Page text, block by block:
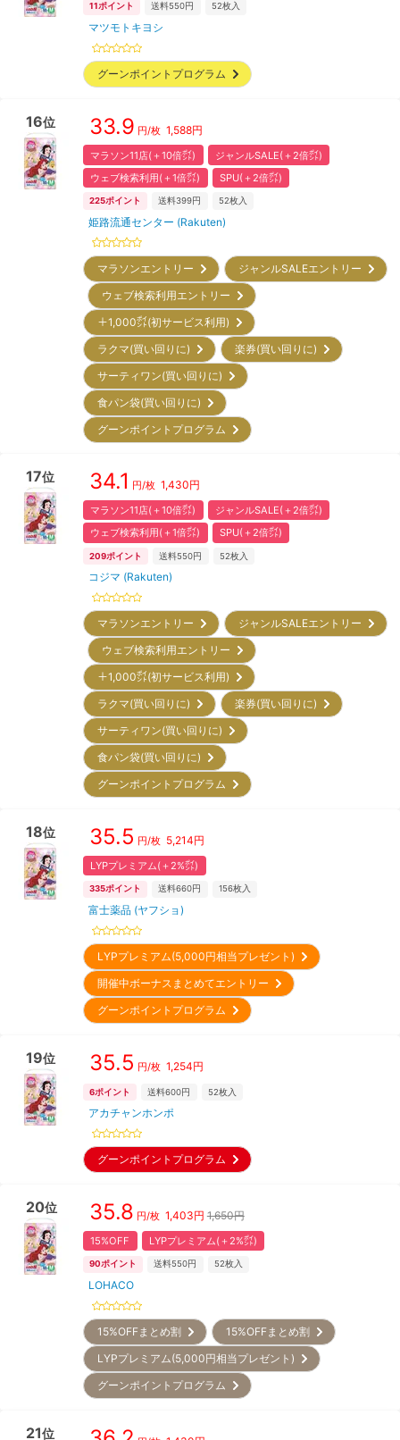
11ポイント 送料550円 52枚入
マツモトキヨシ
グーンポイントプログラム
16位 33.9 円/枚 1,588円
マラソン11店(＋10倍㌽)
ジャンルSALE(＋2倍㌽)
ウェブ検索利用(＋1倍㌽)
SPU(＋2倍㌽)
225ポイント 送料399円 52枚入
姫路流通センター (Rakuten)
マラソンエントリー
ジャンルSALEエントリー
ウェブ検索利用エントリー
＋1,000㌽(初サービス利用)
ラクマ(買い回りに)
楽券(買い回りに)
サーティワン(買い回りに)
食パン袋(買い回りに)
グーンポイントプログラム
17位 34.1 円/枚 1,430円
マラソン11店(＋10倍㌽)
ジャンルSALE(＋2倍㌽)
ウェブ検索利用(＋1倍㌽)
SPU(＋2倍㌽)
209ポイント 送料550円 52枚入
コジマ (Rakuten)
マラソンエントリー
ジャンルSALEエントリー
ウェブ検索利用エントリー
＋1,000㌽(初サービス利用)
ラクマ(買い回りに)
楽券(買い回りに)
サーティワン(買い回りに)
食パン袋(買い回りに)
グーンポイントプログラム
18位 35.5 円/枚 5,214円
LYPプレミアム(＋2%㌽)
335ポイント 送料660円 156枚入
富士薬品 (ヤフショ)
LYPプレミアム(5,000円相当プレゼント)
開催中ボーナスまとめてエントリー
グーンポイントプログラム
19位 35.5 円/枚 1,254円
6ポイント 送料600円 52枚入
アカチャンホンポ
グーンポイントプログラム
20位 35.8 円/枚 1,403円 1,650円
15%OFF LYPプレミアム(＋2%㌽)
90ポイント 送料550円 52枚入
LOHACO
15%OFFまとめ割
15%OFFまとめ割
LYPプレミアム(5,000円相当プレゼント)
グーンポイントプログラム
21位